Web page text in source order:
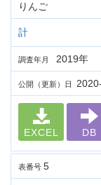
りんご
計
調査年月 2019年
公開（更新）日
EXCEL DB
表番号 5